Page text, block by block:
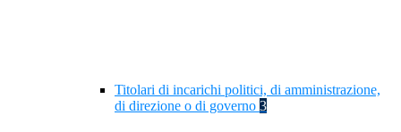
Titolari di incarichi politici, di amministrazione,
di direzione o di governo 3